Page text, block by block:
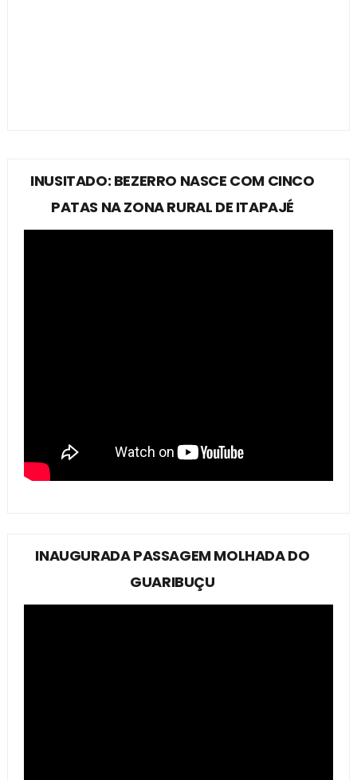
INUSITADO: BEZERRO NASCE COM CINCO
PATAS NA ZONA RURAL DE ITAPAJÉ
INAUGURADA PASSAGEM MOLHADA DO
GUARIBUÇU